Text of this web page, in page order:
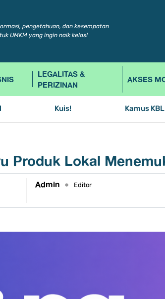
pengetahuan, dan kesempatan
UMKM yang ingin naik kelas!
LEGALITAS &
PERIZINAN
AKSES
Kuis! Kamus
Produk Lokal
Admin • Editor